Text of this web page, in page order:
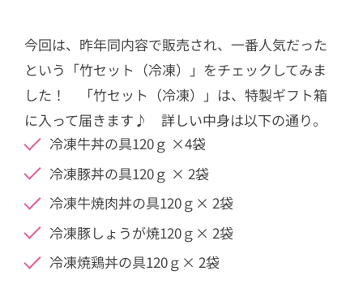
今回は、昨年同内容で販売され、一番人気だった
という「竹セット（冷凍）」をチェックしてみま
した！ 「竹セット（冷凍）」は、特製ギフト箱
に入って届きます♪ 詳しい中身は以下の通り。
冷凍牛丼の具120ｇ ×4袋
冷凍豚丼の具120ｇ × 2袋
冷凍牛焼肉丼の具120ｇ× 2袋
冷凍豚しょうが焼120ｇ× 2袋
冷凍焼鶏丼の具120ｇ× 2袋